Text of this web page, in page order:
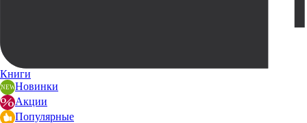
Книги
Новинки
Акции
Популярные